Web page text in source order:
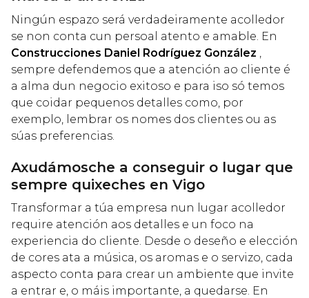
Ningún espazo será verdadeiramente acolledor
se non conta cun persoal atento e amable. En
Construcciones Daniel Rodríguez González
sempre defendemos que a atención ao cliente é
a alma dun negocio exitoso e para iso só temos
que coidar pequenos detalles como, por
exemplo, lembrar os nomes dos clientes ou as
súas preferencias.
Axudámosche a conseguir o lugar que
sempre quixeches en Vigo
Transformar a túa empresa nun lugar acolledor
require atención aos detalles e un foco na
experiencia do cliente. Desde o deseño e elección
de cores ata a música, os aromas e o servizo, cada
aspecto conta para crear un ambiente que invite
a entrar e, o máis importante, a quedarse. En